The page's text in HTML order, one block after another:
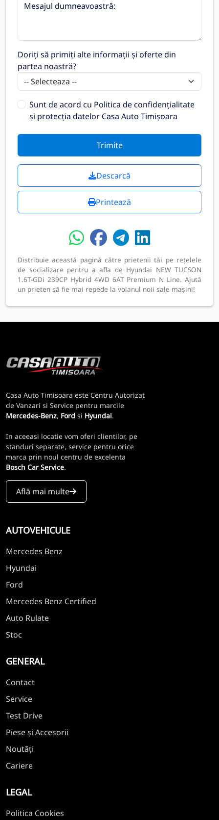
Mesajul dumneavoastră:
Doriți să primiți alte informații și oferte din
partea noastră?
Sunt de acord cu Politica de confidențialitate
și protecția datelor Casa Auto Timișoara
Trimite
Descarcă
Printează
Distribuie această pagină către prietenii tăi pe rețelele
de socializare pentru a afla de Hyundai NEW TUCSON
1.6T-GDi 239CP Hybrid 4WD 6AT Premium N Line. Ajută
un prieten să fie mai repede la volanul noii sale mașini!
Casa Auto Timisoara este Centru Autorizat
de Vanzari si Service pentru marcile
Mercedes-Benz, Ford si Hyundai.
In aceeasi locatie vom oferi clientilor, pe
standuri separate, service pentru orice
marca prin noul centru de excelenta
Bosch Car Service.
Află mai multe
AUTOVEHICULE
Mercedes Benz
Hyundai
Ford
Mercedes Benz Certified
Auto Rulate
Stoc
GENERAL
Contact
Service
Test Drive
Piese și Accesorii
Noutăți
Cariere
LEGAL
Politica Cookies